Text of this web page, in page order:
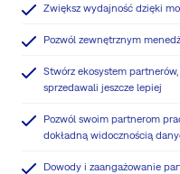
Zwiększ wydajność dzięki
Pozwól zewnętrznym
Stwórz ekosystem
sprzedawali jeszcze lepiej
Pozwól swoim partnerom
dokładną widocznością
Dowody i zaangażowanie